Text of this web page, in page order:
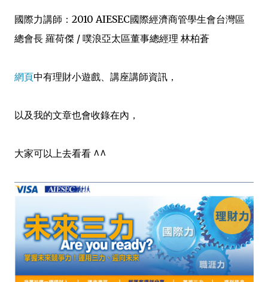
國際力講師：2010 AIESEC國際經濟商管學生會台灣區
總會長 羅荷傑 / 噗浪亞太區董事總經理 林柏蒼
網頁中有理財小遊戲、講座講師資訊，
以及我的文章也會收錄在內，
大家可以上去看看 ^^